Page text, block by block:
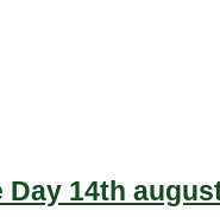
Day 14th